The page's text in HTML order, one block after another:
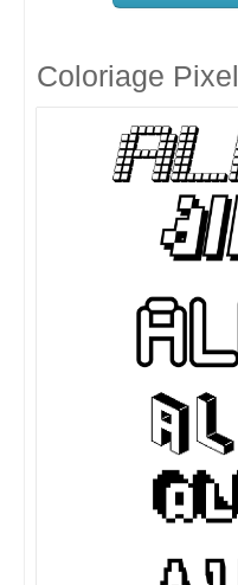
Coloriage Pixel